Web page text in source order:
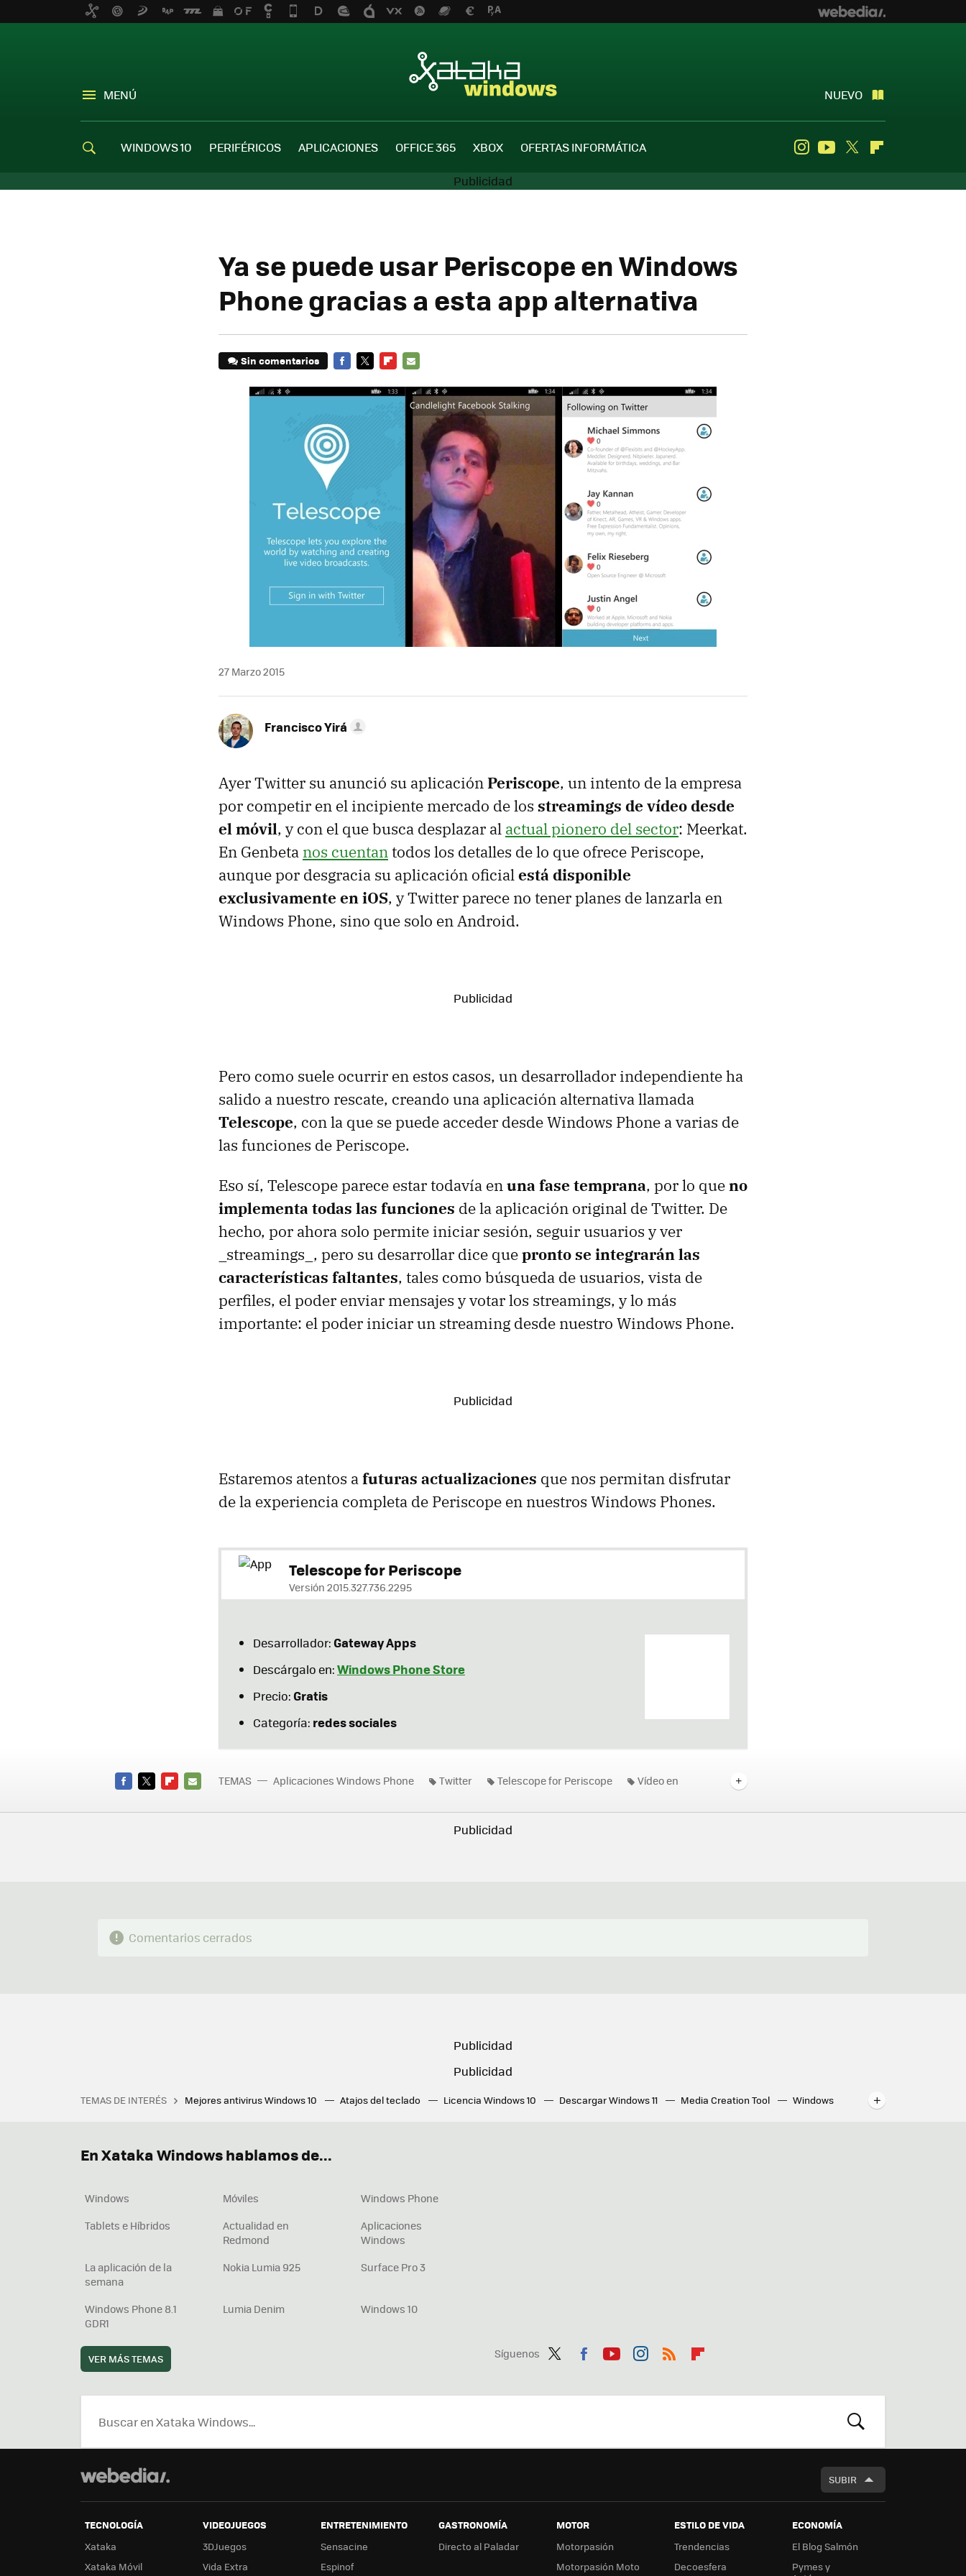
MENÚ NUEVO
WINDOWS 10 PERIFÉRICOS APLICACIONES OFFICE 365 XBOX OFERTAS INFORMÁTICA InstagramYoutube
Twitter
Ya se puede usar Periscope en Windows
Phone gracias a esta app alternativa
Sin comentarios
MAIL
27 Marzo 2015
Francisco Yirá
Ayer Twitter su anunció su aplicaciónPeriscope, un intento de la empresa
por competir en el incipiente mercado de los streamings de vídeo desde
el móvil, y con el que busca desplazar al actual pionero del sector: Meerkat.
En Genbeta nos cuentan todos los detalles de lo que ofrece Periscope,
aunque por desgracia su aplicación oficialestá disponible
exclusivamente en iOS, y Twitter parece no tener planes de lanzarla en
Windows Phone, sino que solo en Android.
Pero como suele ocurrir en estos casos, un desarrollador independiente ha
salido a nuestro rescate, creando una aplicación alternativa llamada
Telescope, con la que se puede acceder desde Windows Phone a varias de
las funciones de Periscope.
Eso sí, Telescope parece estar todavía enuna fase temprana, por lo queno
implementa todas las funciones de la aplicación original de Twitter. De
hecho, por ahora solo permite iniciar sesión, seguir usuarios y ver
_streamings_, pero su desarrollar dice quepronto se integrarán las
características faltantes, tales como búsqueda de usuarios, vista de
perfiles, el poder enviar mensajes y votar los streamings, y lo más
importante: el poder iniciar un streaming desde nuestro Windows Phone.
Estaremos atentos afuturas actualizaciones que nos permitan disfrutar
de la experiencia completa de Periscope en nuestros Windows Phones.
Telescope for Periscope
Versión 2015.327.736.2295
Desarrollador:Gateway Apps
Descárgalo en:Windows Phone Store
Precio:Gratis
Categoría: redes sociales
MAIL
TEMAS Aplicaciones Windows Phone Twitter Telescope for Periscope
Vídeo en
Comentarios cerrados
TEMAS DE INTERÉS Mejores antivirus Windows 10 Atajos del teclado Licencia Windows 10 Descargar Windows 11 Media Creation Tool
Windows
Síguenos
ter
ebo tub agr
boa
En Xataka Windows hablamos de...
Windows Móviles
Windows Phone
Tablets e Híbridos
Actualidad en
Redmond
Aplicaciones
Windows
La aplicación de la
semana
Nokia Lumia 925 Surface Pro 3
Windows Phone 8.1
GDR1
Lumia Denim Windows 10
VER MÁS TEMAS
BUSCAR
SUBIR
TECNOLOGÍA
Xataka
Xataka Móvil
VIDEOJUEGOS
3DJuegos
Vida Extra
ENTRETENIMIENTO
Sensacine
Espinof
GASTRONOMÍA
Directo al Paladar
MOTOR
Motorpasión
Motorpasión Moto
ESTILO DE VIDA
Trendencias
Decoesfera
ECONOMÍA
El Blog Salmón
Pymes y